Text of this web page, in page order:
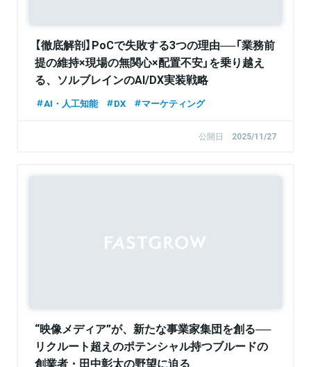
【徹底解剖】PoCで失敗する3つの理由──「業務前
提の維持×現場の無関心×配置不安」を乗り越え
る、ソルブレインのAI/DX実装戦略
AI・人工知能 DX マーケティング
公開日 2025/11/27
“映像メディア”が、新たな事業家集団を創る──
リクルート超えのポテンシャル持つブルードの
創業者・田中彰太の野望に迫る